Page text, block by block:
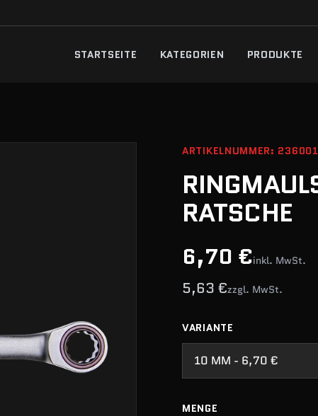
STARTSEITE KATEGORIEN PRODUKTE
ARTIKELNUMMER:
RATSCHE
6,70 €inkl. MwSt.
5,63 €zzgl. MwSt.
VARIANTE
10 MM - 6,70 €
MENGE